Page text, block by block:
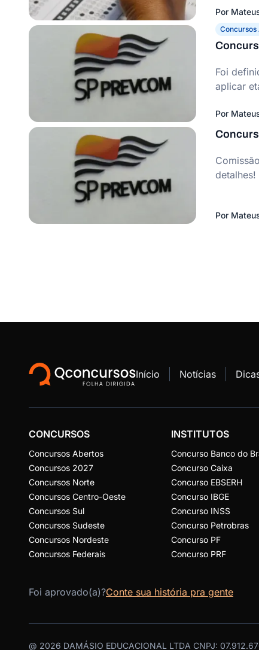
Por
Concursos
Foi
aplicar
Por
detalhes!
Por
Início Notícias
CONCURSOS
Concursos Abertos
Concursos 2027
Concursos Norte
Concursos Centro-Oeste
Concursos Sul
Concursos Sudeste
Concursos Nordeste
Concursos Federais
INSTITUTOS
Concurso Banco do
Concurso Caixa
Concurso EBSERH
Concurso IBGE
Concurso INSS
Concurso Petrobras
Concurso PF
Concurso PRF
Foi aprovado(a)?Conte sua história pra gente
@ 2026 DAMÁSIO EDUCACIONAL LTDA CNPJ: